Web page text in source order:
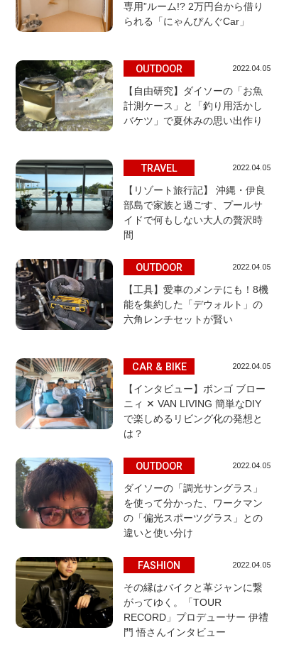
専用”ルーム!? 2万円台から借り
られる「にゃんぴんぐCar」
OUTDOOR 2022.04.05
【自由研究】ダイソーの「お魚
計測ケース」と「釣り用活かし
バケツ」で夏休みの思い出作り
TRAVEL 2022.04.05
【リゾート旅行記】 沖縄・伊良
部島で家族と過ごす、プールサ
イドで何もしない大人の贅沢時
間
OUTDOOR 2022.04.05
【工具】愛車のメンテにも！8機
能を集約した「デウォルト」の
六角レンチセットが賢い
CAR & BIKE 2022.04.05
【インタビュー】ボンゴ ブロー
ニィ ✕ VAN LIVING 簡単なDIY
で楽しめるリビング化の発想と
は？
OUTDOOR 2022.04.05
ダイソーの「調光サングラス」
を使って分かった、ワークマン
の「偏光スポーツグラス」との
違いと使い分け
FASHION 2022.04.05
その縁はバイクと革ジャンに繋
がってゆく。「TOUR
RECORD」プロデューサー 伊禮
門 悟さんインタビュー